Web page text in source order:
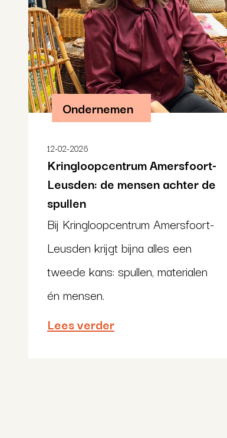
Ondernemen
12-02-2026
Kringloopcentrum Amersfoort-
Leusden: de mensen achter de
spullen
Bij Kringloopcentrum Amersfoort-
Leusden krijgt bijna alles een
tweede kans: spullen, materialen
én mensen.
Lees verder